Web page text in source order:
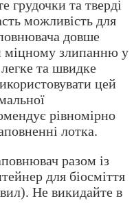
грудочки та тверді
можливість для
довше
міцному злипанню у
та швидке
цей
рівномірно
лотка.
разом із
для біосміття
Не викидайте в